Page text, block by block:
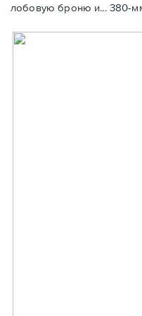
лобовую броню и... 380-